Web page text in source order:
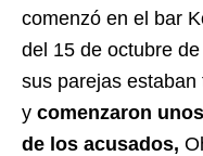
comenzó en el bar
del 15 de octubre
sus parejas
y comenzaron
de los acusados,